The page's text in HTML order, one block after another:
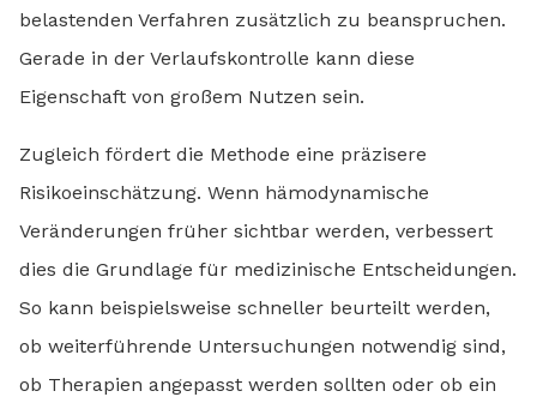
belastenden Verfahren zusätzlich zu beanspruchen.
Gerade in der Verlaufskontrolle kann diese
Eigenschaft von großem Nutzen sein.
Zugleich fördert die Methode eine präzisere
Risikoeinschätzung. Wenn hämodynamische
Veränderungen früher sichtbar werden, verbessert
dies die Grundlage für medizinische Entscheidungen.
So kann beispielsweise schneller beurteilt werden,
ob weiterführende Untersuchungen notwendig sind,
ob Therapien angepasst werden sollten oder ob ein